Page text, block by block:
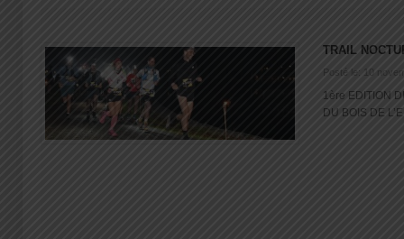
TRAIL
Posté le: 10
1ère EDITION
DU BOIS DE